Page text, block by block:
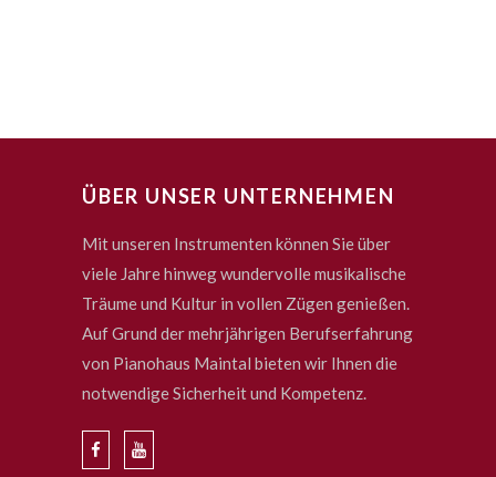
ÜBER UNSER UNTERNEHMEN
Mit unseren Instrumenten können Sie über
viele Jahre hinweg wundervolle musikalische
Träume und Kultur in vollen Zügen genießen.
Auf Grund der mehrjährigen Berufserfahrung
von Pianohaus Maintal bieten wir Ihnen die
notwendige Sicherheit und Kompetenz.